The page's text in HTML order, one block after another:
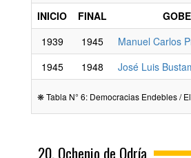
INICIO
FINAL
1939
1945
Manuel Carlos
1945
1948 José Luis
❋ Tabla N° 6: Democracias Endebles /
20. Ochenio de Odría